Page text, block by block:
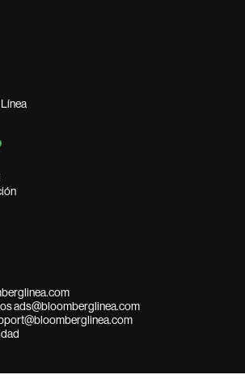
ads@bloomberglinea.com